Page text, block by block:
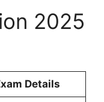
2025
Details